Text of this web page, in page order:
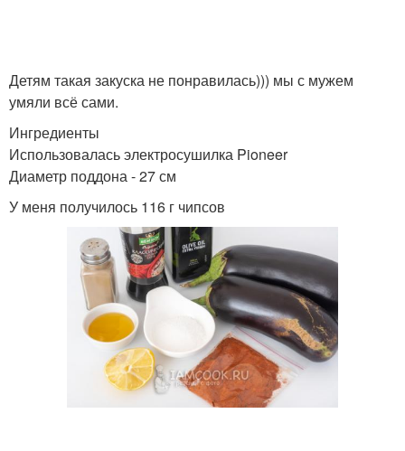
Детям такая закуска не понравилась))) мы с мужем
умяли всё сами.
Ингредиенты
Использовалась электросушилка Pioneer
Диаметр поддона - 27 см
У меня получилось 116 г чипсов